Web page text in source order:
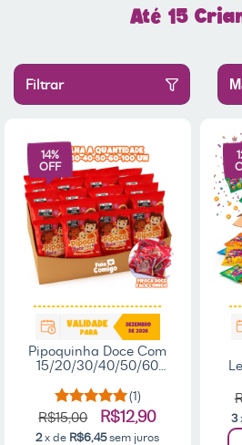
Até 15
Filtrar
14%
OFF
Pipoquinha Doce Com
15/20/30/40/50/60
Lembrancinha Festa -
Fala Comigo
(1)
R$15,00 R$12,90
2x de R$6,45sem juros
3